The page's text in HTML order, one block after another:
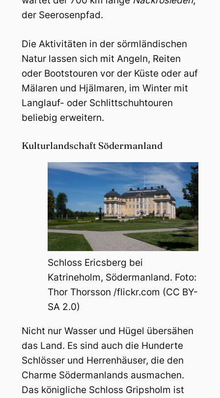
der Seerosenpfad.
Die Aktivitäten in der sörmländischen
Natur lassen sich mit Angeln, Reiten
oder Bootstouren vor der Küste oder auf
Mälaren und Hjälmaren, im Winter mit
Langlauf- oder Schlittschuhtouren
beliebig erweitern.
Kulturlandschaft Södermanland
Schloss Ericsberg bei
Katrineholm, Södermanland. Foto:
Thor Thorsson /flickr.com (CC BY-
SA 2.0)
Nicht nur Wasser und Hügel übersähen
das Land. Es sind auch die Hunderte
Schlösser und Herrenhäuser, die den
Charme Södermanlands ausmachen.
Das königliche Schloss Gripsholm ist